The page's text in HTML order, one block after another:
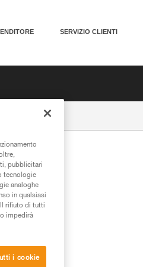
SERVIZIO CLIENTI
pubblicitari
tecnologie
analoghe
in qualsiasi
rifiuto di tutti
impedirà
i cookie